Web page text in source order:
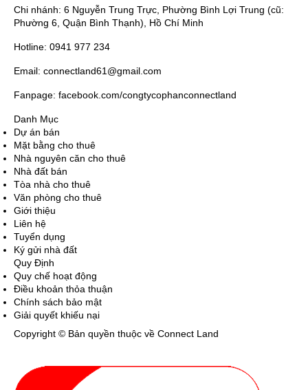
Chi nhánh: 6 Nguyễn Trung Trực, Phường Bình Lợi Trung (cũ:
Phường 6, Quận Bình Thạnh), Hồ Chí Minh
Hotline: 0941 977 234
Email: connectland61@gmail.com
Fanpage: facebook.com/congtycophanconnectland
Danh Mục
Dự án bán
Mặt bằng cho thuê
Nhà nguyên căn cho thuê
Nhà đất bán
Tòa nhà cho thuê
Văn phòng cho thuê
Giới thiệu
Liên hệ
Tuyển dụng
Ký gửi nhà đất
Quy Định
Quy chế hoạt động
Điều khoản thỏa thuận
Chính sách bảo mật
Giải quyết khiếu nại
Copyright © Bản quyền thuộc về Connect Land